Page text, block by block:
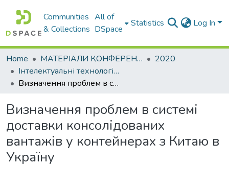
Communities
& Collections
All of
DSpace
Statistics Log In
Home МАТЕРІАЛИ КОНФЕРЕНЦІЙ
2020
Інтелектуальні технології управління транспортними процесами. Секція: Інтелектуальні технології управління транспортними процесами
Визначення проблем в системі доставки консолідованих вантажів у контейнерах з Китаю в Україну
Визначення проблем в системі
доставки консолідованих
вантажів у контейнерах з Китаю в
Україну